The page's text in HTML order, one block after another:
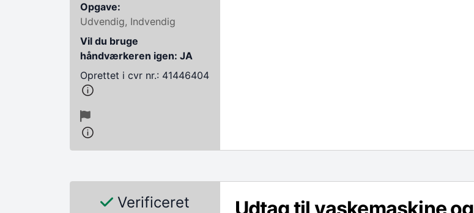
Opgave:
Udvendig, Indvendig
Vil du bruge
håndværkeren igen: JA
Oprettet i cvr nr.: 41446404
Verificeret